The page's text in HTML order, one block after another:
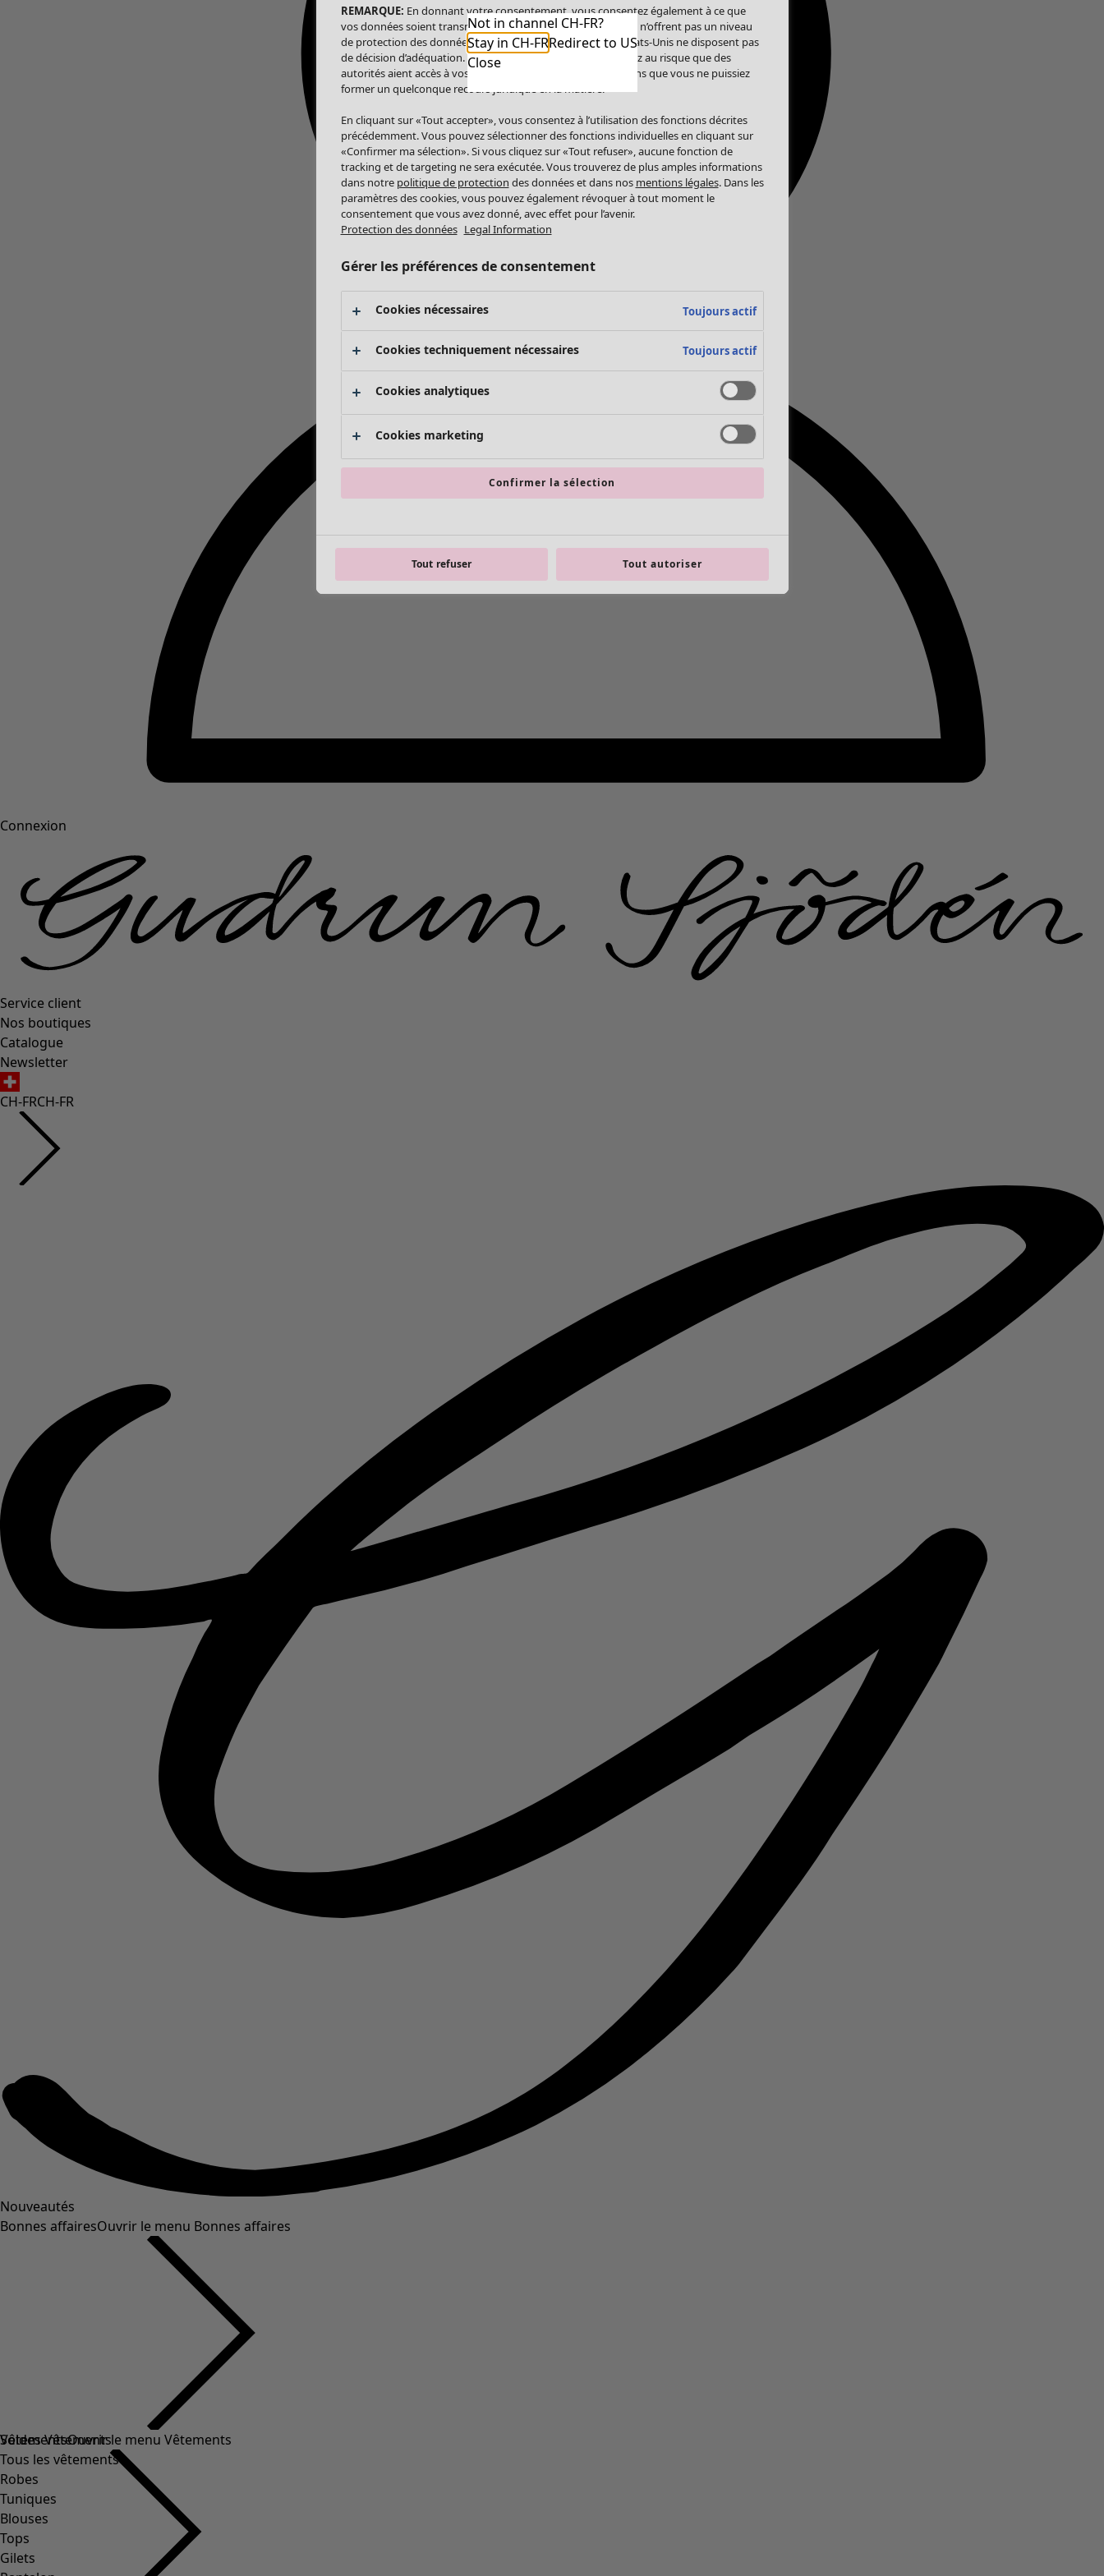
Connexion
Service client
Nos boutiques
Catalogue
Newsletter
CH-FRCH-FR
Nouveautés
Bonnes affairesOuvrir le menu Bonnes affaires
Soldes Vêtements
Tous les vêtements
Robes
Tuniques
Blouses
Tops
Gilets
VêtementsOuvrir le menu Vêtements
Not in channel CH-FR?
Stay in CH-FRRedirect to US
Close
REMARQUE: En donnant votre consentement, vous consentez également à ce que
vos données soient transmises aux États-Unis. Les États-Unis n’offrent pas un niveau
de protection des données comparable à celui de l’UE. Les États-Unis ne disposent pas
de décision d’adéquation. Par conséquent, vous vous exposez au risque que des
autorités aient accès à vos données à caractère personnel sans que vous ne puissiez
former un quelconque recours juridique en la matière.
En cliquant sur «Tout accepter», vous consentez à l’utilisation des fonctions décrites
précédemment. Vous pouvez sélectionner des fonctions individuelles en cliquant sur
«Confirmer ma sélection». Si vous cliquez sur «Tout refuser», aucune fonction de
tracking et de targeting ne sera exécutée. Vous trouverez de plus amples informations
dans notre politique de protection des données et dans nos mentions légales. Dans les
paramètres des cookies, vous pouvez également révoquer à tout moment le
consentement que vous avez donné, avec effet pour l’avenir.
Protection des données Legal Information
Gérer les préférences de consentement
Cookies nécessaires Toujours actif
Cookies techniquement nécessaires Toujours actif
Cookies analytiques
Cookies marketing
Confirmer la sélection
Tout refuser Tout autoriser